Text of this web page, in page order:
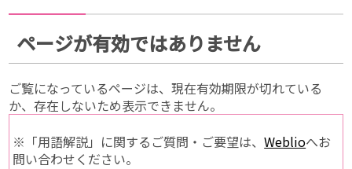
ページが有効ではありません
ご覧になっているページは、現在有効期限が切れている
か、存在しないため表示できません。
※「用語解説」に関するご質問・ご要望は、Weblioへお
問い合わせください。